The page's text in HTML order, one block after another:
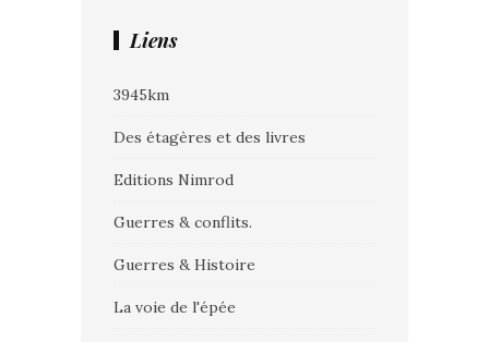
Liens
3945km
Des étagères et des livres
Editions Nimrod
Guerres & conflits.
Guerres & Histoire
La voie de l'épée